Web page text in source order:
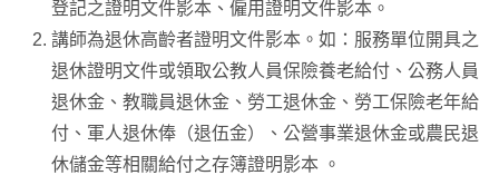
登記之證明文件影本、僱用證明文件影本。
講師為退休高齡者證明文件影本。如：服務單位開具之
退休證明文件或領取公教人員保險養老給付、公務人員
退休金、教職員退休金、勞工退休金、勞工保險老年給
付、軍人退休俸（退伍金）、公營事業退休金或農民退
休儲金等相關給付之存簿證明影本 。